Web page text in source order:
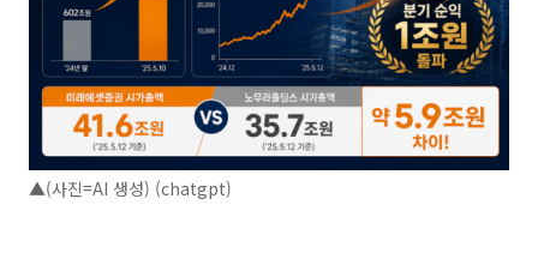
▲(사진=AI 생성) (chatgpt)